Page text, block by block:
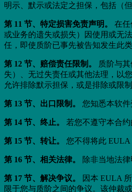
明示、默示或法定之担保，包括（
第 11 节、特定损害免责声明。
在
或业务的遗失或损失）因使用或无
任，即使质阶已事先被告知发生此
第 12 节、赔偿责任限制。
质阶与
失）、无过失责任或其他法理，以
允许排除默示担保，或是排除或限
第 13 节、出口限制。 您知悉本软件
第 14 节、终止。 若您不遵守本合
第 15 节、转让。 您不得将此 EULA
第 16 节、相关法律。 除非当地法
第 17 节、解决争议。
因本 EULA
限于您与质阶之间的争议。该仲裁